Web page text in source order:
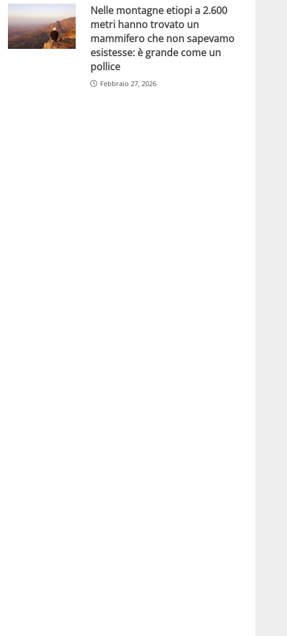
Nelle montagne etiopi a 2.600
metri hanno trovato un
mammifero che non sapevamo
esistesse: è grande come un
pollice
Febbraio 27, 2026